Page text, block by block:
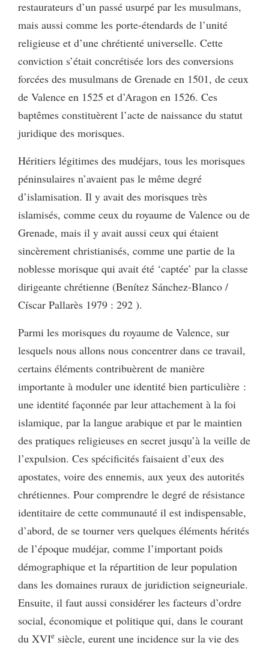
restaurateurs d’un passé usurpé par les musulmans,
mais aussi comme les porte-étendards de l’unité
religieuse et d’une chrétienté universelle. Cette
conviction s’était concrétisée lors des conversions
forcées des musulmans de Grenade en 1501, de ceux
de Valence en 1525 et d’Aragon en 1526. Ces
baptêmes constituèrent l’acte de naissance du statut
juridique des morisques.
Héritiers légitimes des mudéjars, tous les morisques
péninsulaires n’avaient pas le même degré
d’islamisation. Il y avait des morisques très
islamisés, comme ceux du royaume de Valence ou de
Grenade, mais il y avait aussi ceux qui étaient
sincèrement christianisés, comme une partie de la
noblesse morisque qui avait été ‘captée’ par la classe
dirigeante chrétienne (Benítez Sánchez-Blanco /
Císcar Pallarès 1979 : 292 ).
Parmi les morisques du royaume de Valence, sur
lesquels nous allons nous concentrer dans ce travail,
certains éléments contribuèrent de manière
importante à moduler une identité bien particulière :
une identité façonnée par leur attachement à la foi
islamique, par la langue arabique et par le maintien
des pratiques religieuses en secret jusqu’à la veille de
l’expulsion. Ces spécificités faisaient d’eux des
apostates, voire des ennemis, aux yeux des autorités
chrétiennes. Pour comprendre le degré de résistance
identitaire de cette communauté il est indispensable,
d’abord, de se tourner vers quelques éléments hérités
de l’époque mudéjar, comme l’important poids
démographique et la répartition de leur population
dans les domaines ruraux de juridiction seigneuriale.
Ensuite, il faut aussi considérer les facteurs d’ordre
social, économique et politique qui, dans le courant
du XVIe siècle, eurent une incidence sur la vie des